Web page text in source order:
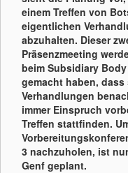
einem Treffen von
eigentlichen
abzuhalten. Dieser
Präsenzmeeting
beim Subsidiary
gemacht haben,
Verhandlungen
immer Einspruch
Treffen stattfinden.
3 nachzuholen, ist
Genf geplant.